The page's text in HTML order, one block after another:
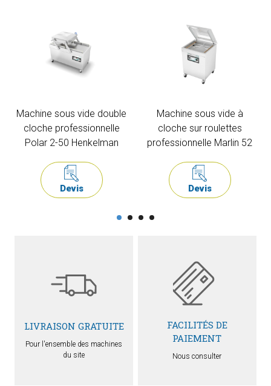
Machine sous vide double
cloche professionnelle
Polar 2-50 Henkelman
Devis
Machine sous vide à
cloche sur roulettes
professionnelle Marlin 52
Devis
LIVRAISON GRATUITE
Pour l'ensemble des machines
du site
FACILITÉS DE
PAIEMENT
Nous consulter